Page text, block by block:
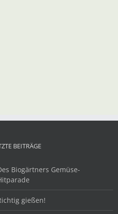
BEITRÄGE
Biogärtners Gemüse-
gießen!